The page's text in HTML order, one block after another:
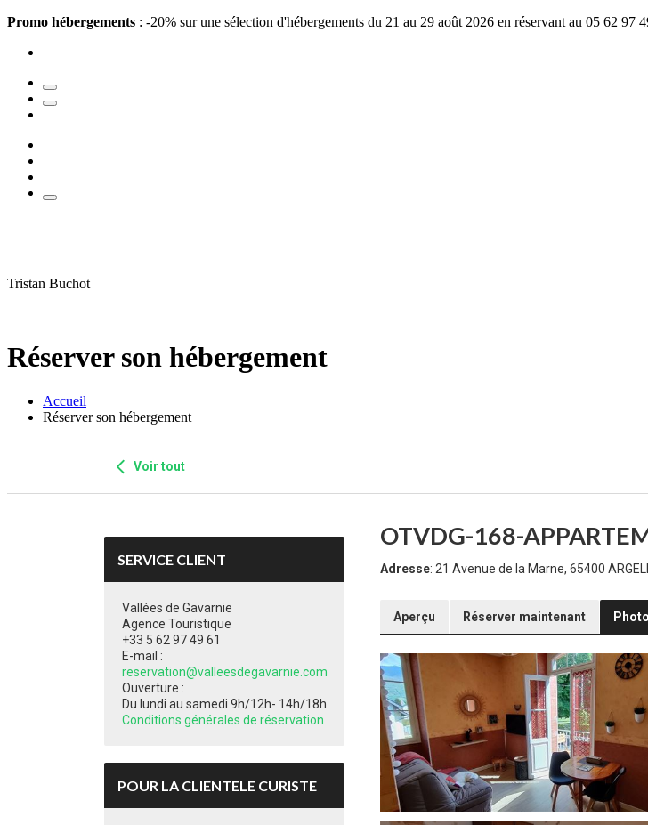
Promo hébergements : -20% sur une sélection d'hébergements du 21 au 29 août 2026 en réservant au 05 62 97
Tristan Buchot
Réserver son hébergement
Accueil
Réserver son hébergement
Voir tout
OTVDG-168-
Adresse: 21 Avenue de la Marne, 65400
Aperçu Réserver maintenant
SERVICE CLIENT
Vallées de Gavarnie
Agence Touristique
+33 5 62 97 49 61
E-mail :
reservation@valleesdegavarnie.com
Ouverture :
Du lundi au samedi 9h/12h- 14h/18h
Conditions générales de réservation
POUR LA CLIENTELE CURISTE